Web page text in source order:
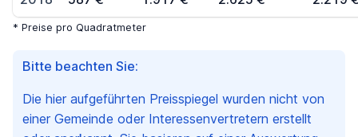
Bitte beachten Sie:
Die hier aufgeführten Preisspiegel wurden nicht von
einer Gemeinde oder Interessenvertretern erstellt
* Preise pro Quadratmeter